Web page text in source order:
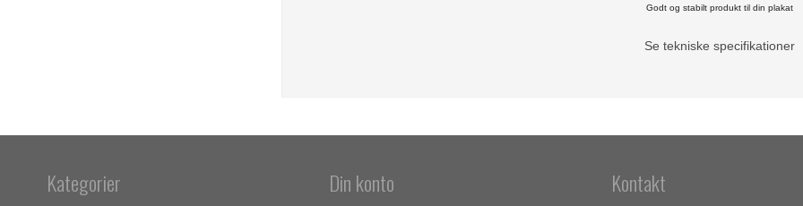
Godt og stabilt produkt til din plakat
Se tekniske specifikationer
Kategorier Din konto Kontakt